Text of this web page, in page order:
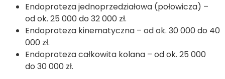
Endoproteza jednoprzedziałowa (połowicza) –
od ok. 25 000 do 32 000 zł.
Endoproteza kinematyczna – od ok. 30 000 do 40
000 zł.
Endoproteza całkowita kolana – od ok. 25 000
do 30 000 zł.